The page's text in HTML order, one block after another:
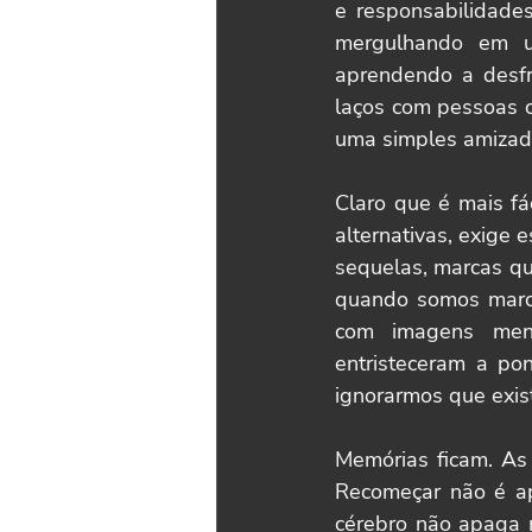
e
mergulhando em
aprendendo a
laços com pessoas
uma simples
Claro que é mais
alternativas, exige
sequelas, marcas
quando somos
com imagens
entristeceram a
ignorarmos que
Memórias ficam.
Recomeçar não é
cérebro não apaga